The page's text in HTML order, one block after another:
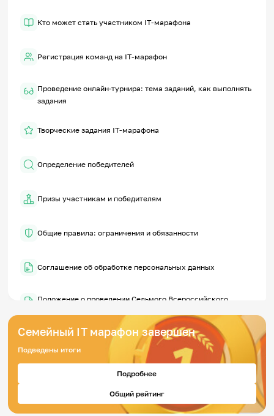
Задать вопрос
Кто может стать участником IT-марафона
Регистрация команд на IT-марафон
Проведение онлайн-турнира: тема заданий, как выполнять
задания
Творческие задания IT-марафона
Определение победителей
Призы участникам и победителям
Общие правила: ограничения и обязанности
Соглашение об обработке персональных данных
Положение о проведении Седьмого Всероссийского
Обратная связь с организаторами
Семейный IT марафон завершен
Подведены итоги
Подробнее
Общий рейтинг